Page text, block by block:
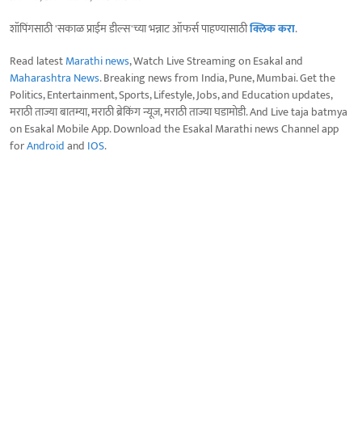
शॉपिंगसाठी 'सकाळ प्राईम डील्स'च्या भन्नाट ऑफर्स पाहण्यासाठीक्लिक करा.
Read latestMarathi news, Watch Live Streaming on Esakal and
Maharashtra News. Breaking news from India, Pune, Mumbai. Get the
Politics, Entertainment, Sports, Lifestyle, Jobs, and Education updates,
मराठी ताज्या बातम्या, मराठी ब्रेकिंग न्यूज, मराठी ताज्या घडामोडी. And Live taja batmya
on Esakal Mobile App. Download the Esakal Marathi news Channel app
forAndroidand IOS.